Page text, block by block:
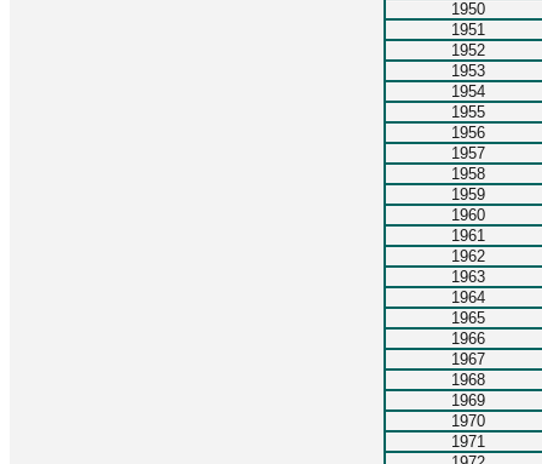
1950
1951
1952
1953
1954
1955
1956
1957
1958
1959
1960
1961
1962
1963
1964
1965
1966
1967
1968
1969
1970
1971